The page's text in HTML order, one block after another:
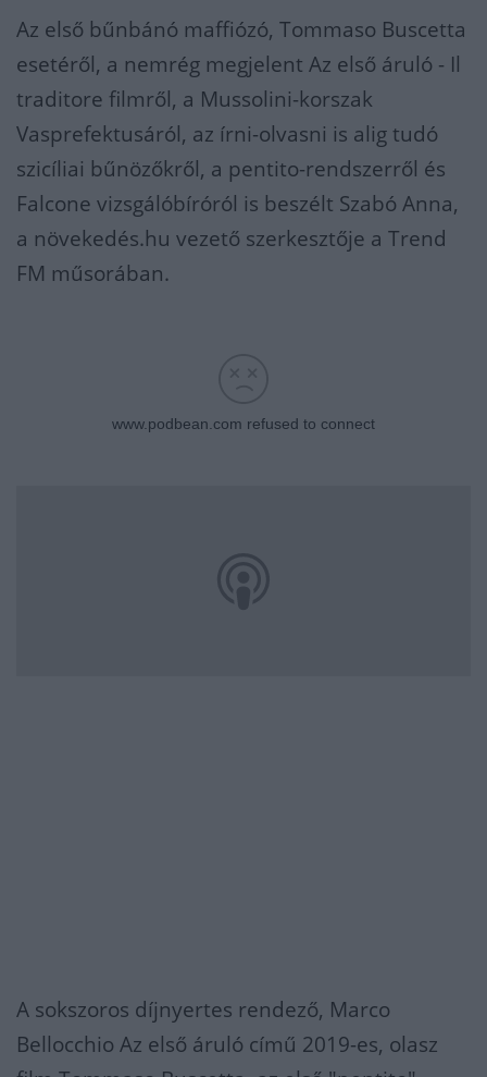
Az első bűnbánó maffiózó, Tommaso Buscetta
esetéről, a nemrég megjelent Az első áruló - Il
traditore filmről, a Mussolini-korszak
Vasprefektusáról, az írni-olvasni is alig tudó
szicíliai bűnözőkről, a pentito-rendszerről és
Falcone vizsgálóbíróról is beszélt Szabó Anna,
a növekedés.hu vezető szerkesztője a Trend
FM műsorában.
A sokszoros díjnyertes rendező, Marco
Bellocchio Az első áruló című 2019-es, olasz